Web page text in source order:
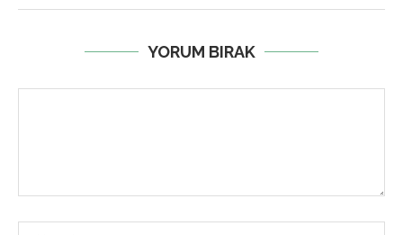
YORUM BIRAK